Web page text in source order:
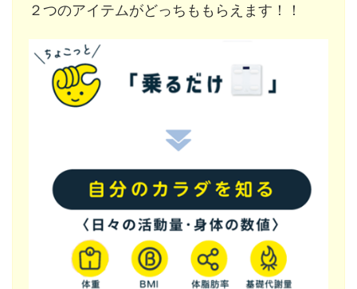
２つのアイテムがどっちももらえます！！